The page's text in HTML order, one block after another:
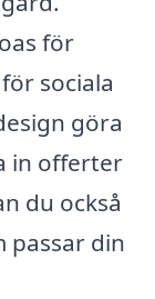
för
sociala
göra
in offerter
du också
passar din